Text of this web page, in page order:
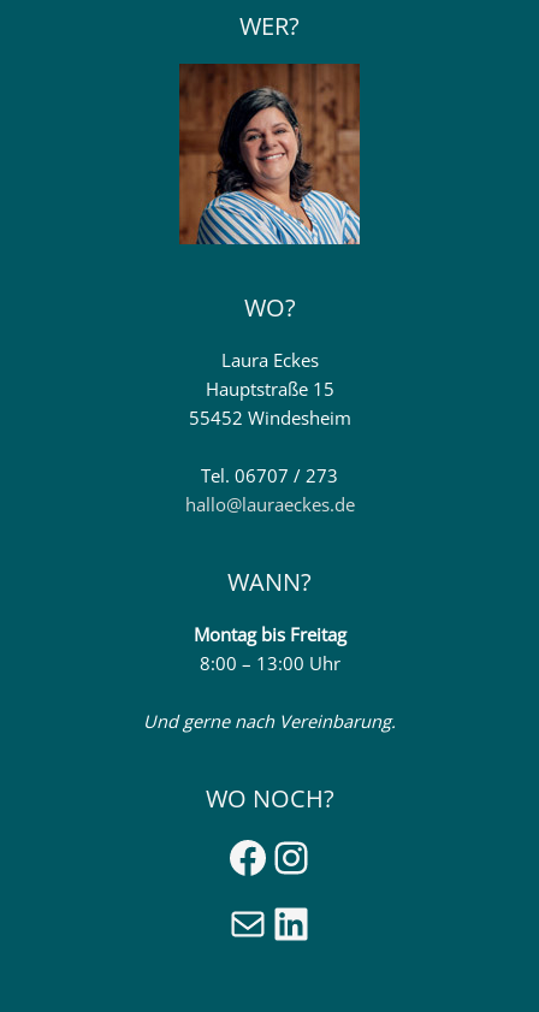
WER?
WO?
Laura Eckes
Hauptstraße 15
55452 Windesheim
Tel. 06707 / 273
hallo@lauraeckes.de
WANN?
Montagbis Freitag
8:00 – 13:00 Uhr
Und gerne nach Vereinbarung.
WO NOCH?
Facebook
Instagram
E-MailLinkedIn